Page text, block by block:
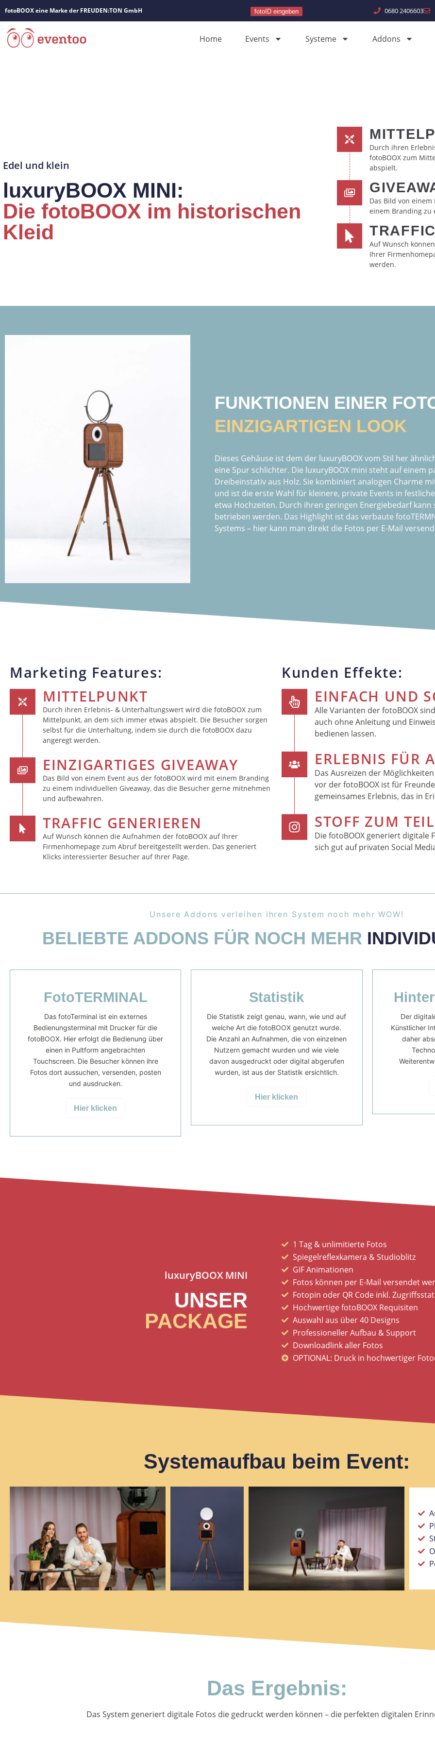
fotoBOOX eine Marke der FREUDEN:TON GmbH fotoID eingeben 0680 2406603
Home Events Systeme Addons
Edel und klein
luxuryBOOX MINI:
Die fotoBOOX im historischen
Kleid
Durch ihren
fotoBOOX zum
abspielt.
Das Bild von
einem Branding zu
Auf Wunsch
Ihrer
werden.
FUNKTIONEN EINER
EINZIGARTIGEN LOOK
Dieses Gehäuse ist dem der luxuryBOOX vom Stil her
eine Spur schlichter. Die luxuryBOOX mini steht auf einem
Dreibeinstativ aus Holz. Sie kombiniert analogen Charme
und ist die erste Wahl für kleinere, private Events in
etwa Hochzeiten. Durch ihren geringen Energiebedarf kann
betrieben werden. Das Highlight ist das verbaute
Systems – hier kann man direkt die Fotos per E-Mail
Marketing Features:
MITTELPUNKT
Durch ihren Erlebnis- & Unterhaltungswert wird die fotoBOOX zum
Mittelpunkt, an dem sich immer etwas abspielt. Die Besucher sorgen
selbst für die Unterhaltung, indem sie durch die fotoBOOX dazu
angeregt werden.
EINZIGARTIGES GIVEAWAY
Das Bild von einem Event aus der fotoBOOX wird mit einem Branding
zu einem individuellen Giveaway, das die Besucher gerne mitnehmen
und aufbewahren.
TRAFFIC GENERIEREN
Auf Wunsch können die Aufnahmen der fotoBOOX auf Ihrer
Firmenhomepage zum Abruf bereitgestellt werden. Das generiert
Klicks interessierter Besucher auf Ihrer Page.
Kunden Effekte:
EINFACH UND
Alle Varianten der fotoBOOX
auch ohne Anleitung und
bedienen lassen.
ERLEBNIS FÜR
Das Ausreizen der
vor der fotoBOOX ist für
gemeinsames Erlebnis, das in
STOFF ZUM
Die fotoBOOX generiert digitale
sich gut auf privaten Social
Unsere Addons verleihen ihren System noch mehr WOW!
BELIEBTE ADDONS FÜR NOCH MEHR
FotoTERMINAL
Das fotoTerminal ist ein externes
Bedienungsterminal mit Drucker für die
fotoBOOX. Hier erfolgt die Bedienung über
einen in Pultform angebrachten
Touchscreen. Die Besucher können ihre
Fotos dort aussuchen, versenden, posten
und ausdrucken.
Hier klicken
Statistik
Die Statistik zeigt genau, wann, wie und auf
welche Art die fotoBOOX genutzt wurde.
Die Anzahl an Aufnahmen, die von einzelnen
Nutzern gemacht wurden und wie viele
davon ausgedruckt oder digital abgerufen
wurden, ist aus der Statistik ersichtlich.
Hier klicken
Der
Künstlicher
daher
luxuryBOOX MINI
UNSER
PACKAGE
1 Tag & unlimitierte Fotos
Spiegelreflexkamera & Studioblitz
GIF Animationen
Fotos können per E-Mail versendet
Fotopin oder QR Code inkl.
Hochwertige fotoBOOX Requisiten
Auswahl aus über 40 Designs
Professioneller Aufbau & Support
Downloadlink aller Fotos
OPTIONAL: Druck in hochwertiger
Systemaufbau beim Event:
Das Ergebnis:
Das System generiert digitale Fotos die gedruckt werden können – die perfekten digitalen